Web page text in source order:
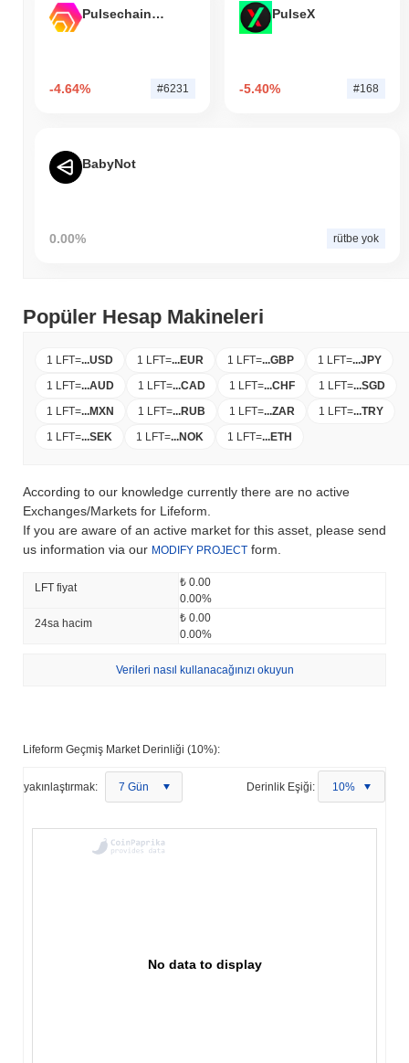
Pulsechain Bridged HEX (Pulsechain)
-4.64% #6231
PulseX
-5.40% #168
BabyNot
0.00% rütbe yok
Popüler Hesap Makineleri
1 LFT=...USD 1 LFT=...EUR 1 LFT=...GBP 1 LFT=...JPY
1 LFT=...AUD 1 LFT=...CAD 1 LFT=...CHF 1 LFT=...SGD
1 LFT=...MXN 1 LFT=...RUB 1 LFT=...ZAR 1 LFT=...TRY
1 LFT=...SEK 1 LFT=...NOK 1 LFT=...ETH
According to our knowledge currently there are no active
Exchanges/Markets for Lifeform.
If you are aware of an active market for this asset, please send
us information via our MODIFY PROJECT form.
LFT fiyat
₺ 0.00
0.00%
24sa hacim
₺ 0.00
0.00%
Verileri nasıl kullanacağınızı okuyun
Lifeform Geçmiş Market Derinliği (10%):
yakınlaştırmak: 7 Gün Derinlik Eşiği: 10%
No data to display